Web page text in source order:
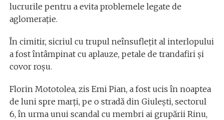
lucrurile pentru a evita problemele legate de
aglomerație.
În cimitir, sicriul cu trupul neînsuflețit al interlopului
a fost întâmpinat cu aplauze, petale de trandafiri și
covor roșu.
Florin Mototolea, zis Emi Pian, a fost ucis în noaptea
de luni spre marți, pe o stradă din Giulești, sectorul
6, în urma unui scandal cu membri ai grupării Rinu,